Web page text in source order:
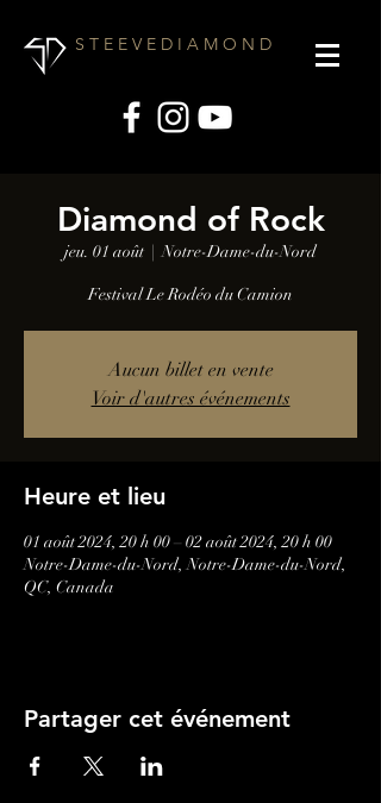
S T E E V E D I A M O N D
Diamond of Rock
jeu. 01 août
  |
Notre-Dame-du-Nord
Festival Le Rodéo du Camion
Aucun billet en vente
Voir d'autres événements
Heure et lieu
01 août 2024, 20 h 00 – 02 août 2024, 20 h 00
Notre-Dame-du-Nord, Notre-Dame-du-Nord,
QC, Canada
Partager cet événement